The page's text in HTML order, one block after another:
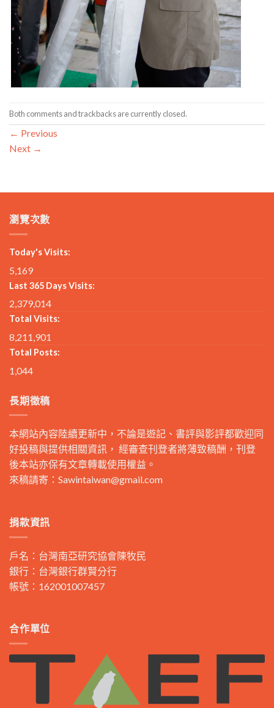
Both comments and trackbacks are currently closed.
← Previous
Next →
瀏覽次數
Today's Visits:
5,169
Last 365 Days Visits:
2,379,014
Total Visits:
8,211,901
Total Posts:
1,044
長期徵稿
本網站內容陸續更新中，不論是遊記、書評與影評都歡迎同
好投稿與提供相關資訊， 經審查刊登者將薄致稿酬，刊登
後本站亦保有文章轉載使用權益。
來稿請寄： Sawintaiwan@gmail.com
捐款資訊
戶名：台灣南亞研究協會陳牧民
銀行：台灣銀行群賢分行
帳號：162001007457
合作單位